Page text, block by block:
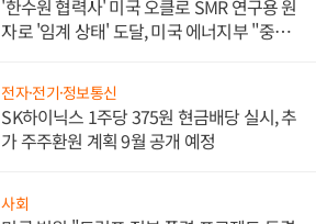
'한수원 협력사' 미국 오클로 SMR 연구용 원
자로 '임계 상태' 도달, 미국 에너지부 "중요
전자·전기·정보통신
SK하이닉스 1주당 375원 현금배당 실시, 추
가 주주환원 계획 9월 공개 예정
사회